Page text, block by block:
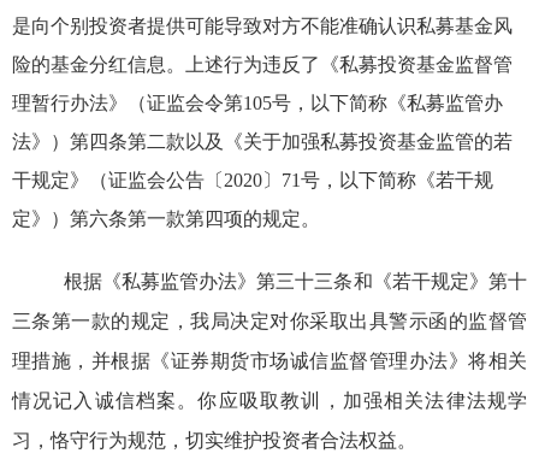
是向个别 投资者提供可能导致对方不能准确认识私募基金风
险的基金分红信息。上述行为违反了
《私募投资基金监督管
理暂行办法》（证监会令第105号， 以下简称《私募监管办
法》）第四条第二款以及
《关于加强私募投资基金监管的若
干规定》
（证监会公告〔2020〕 71号，以下简称《若干规
定》
） 第六条第一款第四项的规定。
根据《私募监管办法》第三十三条和《若干规定》第十
三条第一款的规定，我局决定对你采取出具警示函的监督管
理措施，并根据《证券期货市场诚信监督管理办法》将相关
情况记入诚信档案。你应吸取教训，加强相关法律法规学
习，恪守行为规范，切实维护投资者合法权益。